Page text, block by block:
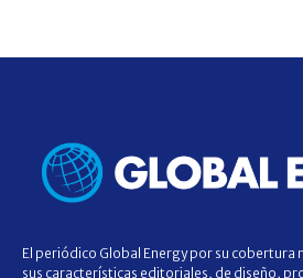
El periódico Global Energy por su cobertura
sus características editoriales, de diseño,